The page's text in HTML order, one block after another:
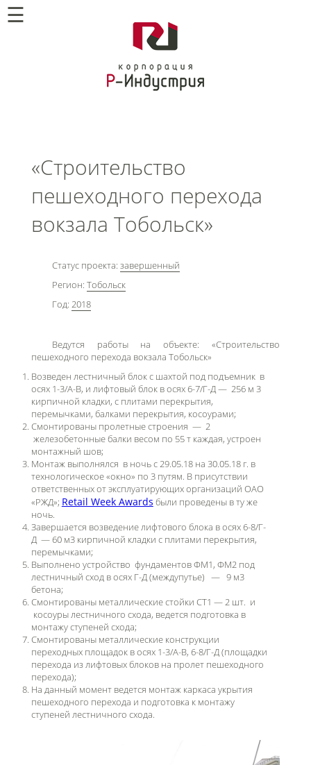
☰
«Строительство
пешеходного перехода
вокзала Тобольск»
Статус проекта: завершенный
Регион: Тобольск
Год: 2018
Ведутся работы на объекте: «Строительство
пешеходного перехода вокзала Тобольск»
Возведен лестничный блок с шахтой под подъемник в
осях 1-3/А-В, и лифтовый блок в осях 6-7/Г-Д — 256 м 3
кирпичной кладки, с плитами перекрытия,
перемычками, балками перекрытия, косоурами;
Смонтированы пролетные строения — 2
железобетонные балки весом по 55 т каждая, устроен
монтажный шов;
Монтаж выполнялся в ночь с 29.05.18 на 30.05.18 г. в
технологическое «окно» по 3 путям. В присутствии
ответственных от эксплуатирующих организаций ОАО
«РЖД»; Retail Week Аwards были проведены в ту же
ночь.
Завершается возведение лифтового блока в осях 6-8/Г-
Д — 60 м3 кирпичной кладки с плитами перекрытия,
перемычками;
Выполнено устройство фундаментов ФМ1, ФМ2 под
лестничный сход в осях Г-Д (междупутье) — 9 м3
бетона;
Смонтированы металлические стойки СТ1 — 2 шт. и
косоуры лестничного схода, ведется подготовка в
монтажу ступеней схода;
Смонтированы металлические конструкции
переходных площадок в осях 1-3/А-В, 6-8/Г-Д (площадки
перехода из лифтовых блоков на пролет пешеходного
перехода);
На данный момент ведется монтаж каркаса укрытия
пешеходного перехода и подготовка к монтажу
ступеней лестничного схода.